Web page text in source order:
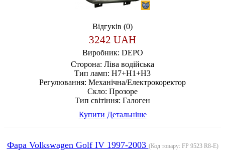
Відгуків (0)
3242 UAH
Виробник: DEPO
Сторона: Ліва водійська
Тип ламп: H7+H1+H3
Регулювання: Механічна/Електрокоректор
Скло: Прозоре
Тип світіння: Галоген
Купити Детальніше
Фара Volkswagen Golf IV 1997-2003 (Код товару: FP 9523 R8-E)